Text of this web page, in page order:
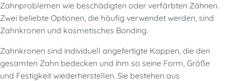
Zahnproblemen wie beschädigten oder verfärbten Zähnen.
Zwei beliebte Optionen, die häufig verwendet werden, sind
Zahnkronen und kosmetisches Bonding.
Zahnkronen sind individuell angefertigte Kappen, die den
gesamten Zahn bedecken und ihm so seine Form, Größe
und Festigkeit wiederherstellen. Sie bestehen aus